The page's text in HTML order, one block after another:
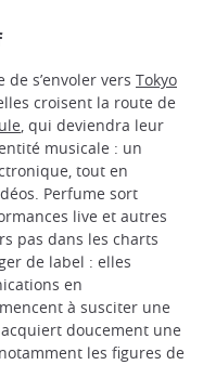
s’envoler vers Tokyo
croisent la route de
, qui deviendra leur
musicale : un
tout en
Perfume sort
live et autres
pas dans les charts
de label : elles
en
à susciter une
doucement une
les figures de